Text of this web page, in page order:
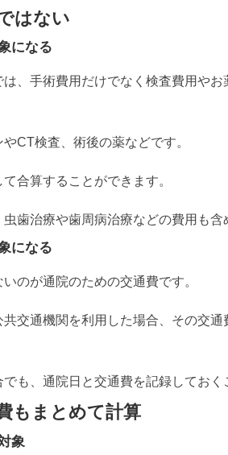
はない
になる
、手術費用だけでなく検査費用やお
CT検査、術後の薬などです。
合算することができます。
歯治療や歯周病治療などの費用も含
になる
のが通院のための交通費です。
交通機関を利用した場合、その交通
も、通院日と交通費を記録しておく
もまとめて計算
象